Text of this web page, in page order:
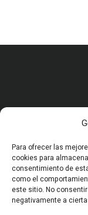
Para ofrecer las
cookies para
consentimiento de
como el
este sitio. No
negativamente a